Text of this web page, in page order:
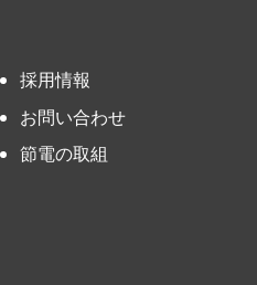
採用情報
お問い合わせ
節電の取組